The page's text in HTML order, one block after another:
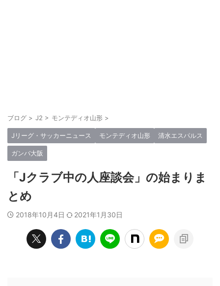
ブログ > J2 > モンテディオ山形 >
Jリーグ・サッカーニュース モンテディオ山形 清水エスパルス
ガンバ大阪
「Jクラブ中の人座談会」の始まりま
とめ
2018年10月4日 2021年1月30日